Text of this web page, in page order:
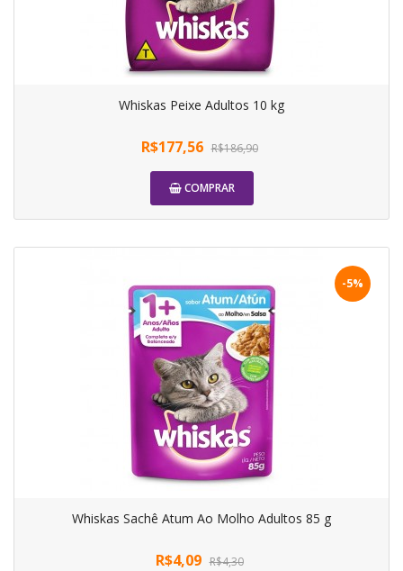
Whiskas Peixe Adultos 10 kg
R$177,56 R$186,90
COMPRAR
-5%
Whiskas Sachê Atum Ao Molho Adultos 85 g
R$4,09 R$4,30